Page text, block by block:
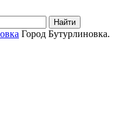
Найти
Город Бутурлиновка.